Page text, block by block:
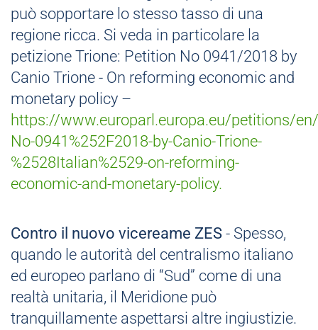
può sopportare lo stesso tasso di una
regione ricca. Si veda in particolare la
petizione Trione: Petition No 0941/2018 by
Canio Trione - On reforming economic and
monetary policy –
https://www.europarl.europa.eu/petitions/
No-0941%252F2018-by-Canio-Trione-
%2528Italian%2529-on-reforming-
economic-and-monetary-policy.
Contro il nuovo vicereame ZES - Spesso,
quando le autorità del centralismo italiano
ed europeo parlano di “Sud” come di una
realtà unitaria, il Meridione può
tranquillamente aspettarsi altre ingiustizie.